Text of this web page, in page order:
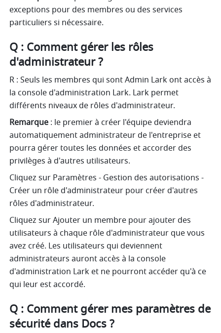
exceptions pour des membres ou des services
particuliers si nécessaire.
Q : Comment gérer les rôles
d'administrateur ?
R : Seuls les membres qui sont Admin Lark ont accès à
la console d'administration Lark. Lark permet
différents niveaux de rôles d'administrateur.
Remarque : le premier à créer l'équipe deviendra
automatiquement administrateur de l'entreprise et
pourra gérer toutes les données et accorder des
privilèges à d'autres utilisateurs.
Cliquez sur Paramètres - Gestion des autorisations -
Créer un rôle d'administrateur pour créer d'autres
rôles d'administrateur.
Cliquez sur Ajouter un membre pour ajouter des
utilisateurs à chaque rôle d'administrateur que vous
avez créé. Les utilisateurs qui deviennent
administrateurs auront accès à la console
d'administration Lark et ne pourront accéder qu'à ce
qui leur est accordé.
Q : Comment gérer mes paramètres de
sécurité dans Docs ?